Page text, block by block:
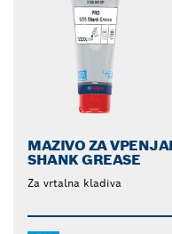
MAZIVO ZA
SHANK GREASE
Za vrtalna kladiva